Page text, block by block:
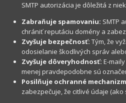
SMTP autorizácia je dôležitá z
Zabraňuje spamovaniu: SMTP
chrániť reputáciu domény a
Zvyšuje bezpečnosť: Tým, že
odosielanie škodlivých správ
Zvyšuje dôveryhodnosť: E-
menej pravdepodobne sú
Posilňuje ochranné
zabezpečuje, že citlivé údaje